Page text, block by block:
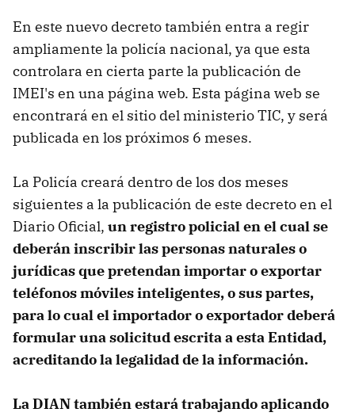
En este nuevo decreto también entra a regir
ampliamente la policía nacional, ya que esta
controlara en cierta parte la publicación de
IMEI's en una página web. Esta página web se
encontrará en el sitio del ministerio TIC, y será
publicada en los próximos 6 meses.
La Policía creará dentro de los dos meses
siguientes a la publicación de este decreto en el
Diario Oficial, un registro policial en el cual se
deberán inscribir las personas naturales o
jurídicas que pretendan importar o exportar
teléfonos móviles inteligentes, o sus partes,
para lo cual el importador o exportador deberá
formular una solicitud escrita a esta Entidad,
acreditando la legalidad de la información.
La DIAN también estará trabajando aplicando